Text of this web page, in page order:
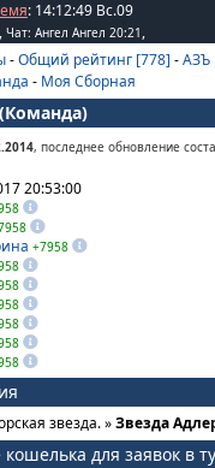
: 14:12:49 Вс.09
, Чат: Ангел Ангел 20:21 ,
-Общий рейтинг [778] -АЗЪ
- Моя Сборная
, последнее обновление
20:53:00
+7958
звезда. »Звезда
кошелька для заявок в